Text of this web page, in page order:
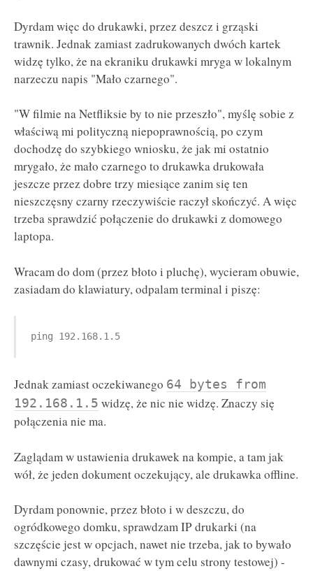
Dyrdam więc do drukawki, przez deszcz i grząski
trawnik. Jednak zamiast zadrukowanych dwóch kartek
widzę tylko, że na ekraniku drukawki mryga w lokalnym
narzeczu napis "Mało czarnego".
"W filmie na Netfliksie by to nie przeszło", myślę sobie z
właściwą mi polityczną niepoprawnością, po czym
dochodzę do szybkiego wniosku, że jak mi ostatnio
mrygało, że mało czarnego to drukawka drukowała
jeszcze przez dobre trzy miesiące zanim się ten
nieszczęsny czarny rzeczywiście raczył skończyć. A więc
trzeba sprawdzić połączenie do drukawki z domowego
laptopa.
Wracam do dom (przez błoto i pluchę), wycieram obuwie,
zasiadam do klawiatury, odpalam terminal i piszę:
ping 192.168.1.5
Jednak zamiast oczekiwanego 64 bytes from
192.168.1.5 widzę, że nic nie widzę. Znaczy się
połączenia nie ma.
Zaglądam w ustawienia drukawek na kompie, a tam jak
wół, że jeden dokument oczekujący, ale drukawka offline.
Dyrdam ponownie, przez błoto i w deszczu, do
ogródkowego domku, sprawdzam IP drukarki (na
szczęście jest w opcjach, nawet nie trzeba, jak to bywało
dawnymi czasy, drukować w tym celu strony testowej) -